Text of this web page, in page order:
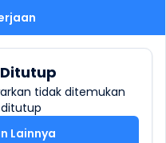
tidak ditemukan
Lainnya